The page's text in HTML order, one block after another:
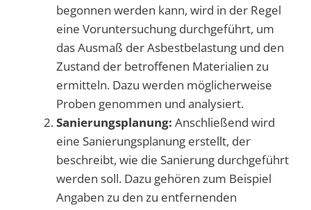
begonnen werden kann, wird in der Regel
eine Voruntersuchung durchgeführt, um
das Ausmaß der Asbestbelastung und den
Zustand der betroffenen Materialien zu
ermitteln. Dazu werden möglicherweise
Proben genommen und analysiert.
Sanierungsplanung: Anschließend wird
eine Sanierungsplanung erstellt, der
beschreibt, wie die Sanierung durchgeführt
werden soll. Dazu gehören zum Beispiel
Angaben zu den zu entfernenden